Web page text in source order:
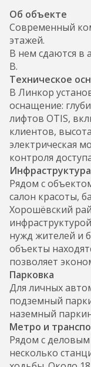
Об объекте
Современный
этажей.
В нем сдаются в
B.
Техническое
В Линкор
оснащение:
лифтов OTIS,
клиентов,
электрическая
контроля
Инфраструктура
Рядом с
салон красоты,
Хорошёвский
нужд жителей и
объекты
позволяет
Парковка
Для личных
подземный
наземный
Метро и
Рядом с
несколько